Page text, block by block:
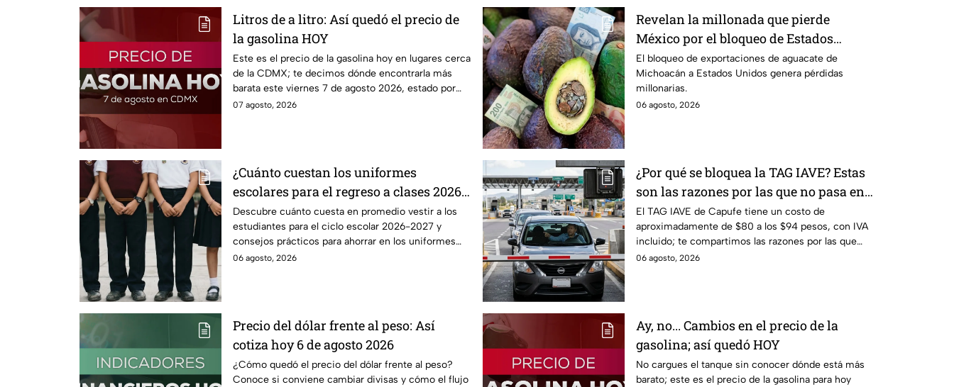
Litros de a litro: Así quedó el precio de
la gasolina HOY
Este es el precio de la gasolina hoy en lugares cerca
de la CDMX; te decimos dónde encontrarla más
barata este viernes 7 de agosto 2026, estado por
estado.
07 agosto, 2026
Revelan la millonada que pierde
México por el bloqueo de Estados
Unidos al aguate de Michoacán
El bloqueo de exportaciones de aguacate de
Michoacán a Estados Unidos genera pérdidas
millonarias.
06 agosto, 2026
¿Cuánto cuestan los uniformes
escolares para el regreso a clases 2026,
según su grado?
Descubre cuánto cuesta en promedio vestir a los
estudiantes para el ciclo escolar 2026-2027 y
consejos prácticos para ahorrar en los uniformes
escolares.
06 agosto, 2026
¿Por qué se bloquea la TAG IAVE? Estas
son las razones por las que no pasa en
la caseta
El TAG IAVE de Capufe tiene un costo de
aproximadamente de $80 a los $94 pesos, con IVA
incluido; te compartimos las razones por las que
podría bloquearse.
06 agosto, 2026
Precio del dólar frente al peso: Así
cotiza hoy 6 de agosto 2026
¿Cómo quedó el precio del dólar frente al peso?
Conoce si conviene cambiar divisas y cómo el flujo
Ay, no... Cambios en el precio de la
gasolina; así quedó HOY
No cargues el tanque sin conocer dónde está más
barato; este es el precio de la gasolina para hoy